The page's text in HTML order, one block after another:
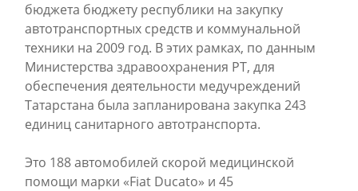
бюджета бюджету республики на закупку
автотранспортных средств и коммунальной
техники на 2009 год. В этих рамках, по данным
Министерства здравоохранения РТ, для
обеспечения деятельности медучреждений
Татарстана была запланирована закупка 243
единиц санитарного автотранспорта.
Это 188 автомобилей скорой медицинской
помощи марки «Fiat Ducato» и 45